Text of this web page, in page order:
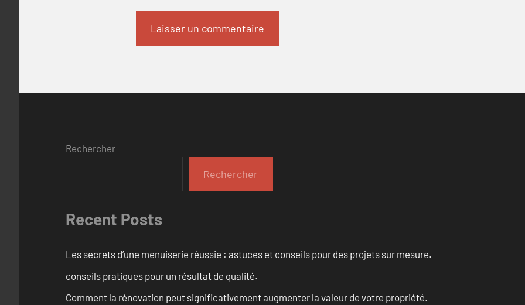
Rechercher
Rechercher
Recent Posts
Les secrets d’une menuiserie réussie : astuces et conseils pour des projets sur mesure.
conseils pratiques pour un résultat de qualité.
Comment la rénovation peut significativement augmenter la valeur de votre propriété.